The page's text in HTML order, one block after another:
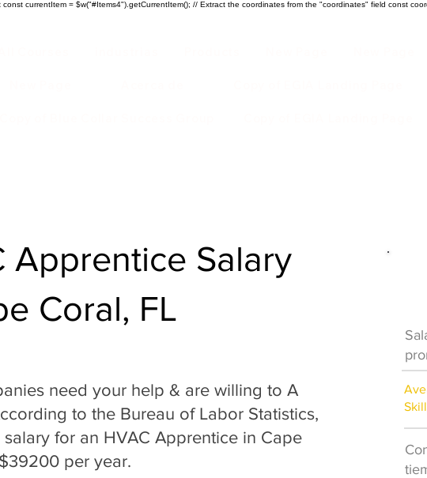
currentItem = $w("#Items4").getCurrentItem(); // Extract the coordinates from the "coordinates" field const
Apprentice Salary
Coral, FL
need your help & are willing to A
to the Bureau of Labor Statistics,
for an HVAC Apprentice in Cape
per year.